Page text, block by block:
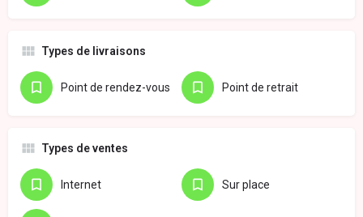
Types de livraisons
Point de rendez-vous Point de retrait
Types de ventes
Internet Sur place